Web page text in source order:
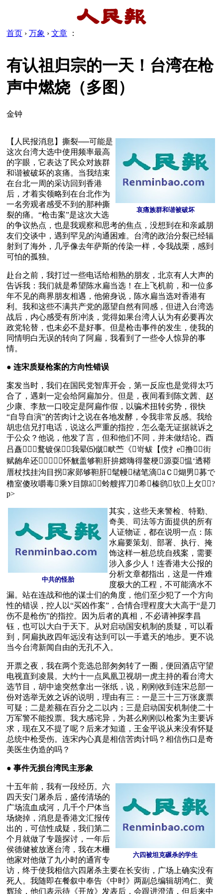
首页 › 万象 › 文章 ：
有认祖归宗的一天！台湾在枪
声中燃烧（多图）
金钟
哀痛族群和谐被破坏
【人民报消息】撕裂──可能是
这次台湾大选中使用频率最高
的字眼，它表达了民众对族群
和谐被破坏的哀痛。当我结束
在台北一周的采访回到香港
后，才着实领略到在台北作为
一名旁观者感受不到的那种撕
裂的痛。“枪击案”是这次大选
的争议热点，也是我观察和思考的焦点，没想到在和亲戚朋
友们交谈中，遇到罕见的沟通困难。台湾的政治分裂已经辐
射到了海外，几乎像去年萨斯的传染一样，令我战栗，感到
可怕的孤独。
赴台之前，我打过一些电话给相熟的朋友，北京有人大声的
告诉我：我们就是希望陈水扁当选！在上飞机前，和一位多
年不见的商界朋友相遇，他俯身说，陈水扁当选对香港有
利。我和这些不满共产党的愿望自然有同感，但进入台湾选
战后，内心感受有所冲淡，觉得如果台湾人认为有必要再次
政党轮替，也未必不是好事。但是枪击事件的发生，使我的
同情明白无误的转向了阿扁，我看到了一些令人惊异的事
情。
● 连宋质疑枪案的方向性错误
案发当时，我们在国民党智库开会，第一反应也是觉得太巧
合了，遇刺一定会给阿扁加分。但是，夜间看到陈文茜、赵
少康、李敖一口咬定是阿扁作假，以骗术扭转劣势，很快
“自导自演”的苦肉计之说在各地发酵，令我非常反感。我给
胡忠信兄打电话，说这么严重的指控，怎么毫无证据就诉之
于公众？他说，他发了言，但和他们不同，并未做结论。酉
吕矗鹜镀保我晕⑸僦畎苎《岢鲅【傥扌е撸街
赋龅牟还怀觥盖够靼肝拚嫦嗨得鳌梗源耍愠‘透鞯
厝杖找挂沟目拐家郧够靼肝髦幔槠笔滴āＣ煳男募で
橹室傻玫嚼毒乘У目隙ǎ蛉艘挥刀希榛鹆欤上攵?
p>
中共的怪胎
其实，这些天来警检、特勤、
奇美、司法等方面提供的所有
人证物证，都在说明一点：陈
水扁要策划、部署、执行、掩
饰这样一桩总统自残案，需要
涉入多少人！连香港大公报的
分析文章都指出，这是一件难
度极大的工程，不可能滴水不
漏。站在连战和他的谋士们的角度，他们至少犯了一个方向
性的错误，控人以“买凶作案”，合情合理程度大大高于“是刀
伤不是枪伤”的指控。因为后者的真相，不必请神探李昌
钰，也可以大白于天下。从对启动国安机制的质疑，可以看
到，阿扁执政四年远没有达到可以一手遮天的地步。更不说
当今台湾新闻自由的无孔不入。
开票之夜，我在两个竞选总部匆匆转了一圈，便回酒店守望
电视直到凌晨。大约十一点凤凰卫视胡一虎主持的看台湾大
选节目，胡中途突然拿出一张纸，说，刚刚收到连宋总部一
份对选举无效之诉的说明，理由有三：一是三十三万张废票
可疑；二是差额在百分之二以内；三是启动国安机制使二十
万军警不能投票。我大感诧异，为甚么刚刚以枪案为主要诉
求，现在又不提了呢？后来才知道，王金平说从来没有怀疑
总统中枪受伤。连宋内心真是相信苦肉计吗？相信伤口是奇
美医生伪造的吗？
● 事件无损台湾民主形象
六四被坦克碾杀的学生
十五年前，我有一段经历。六
四天安门屠杀后，盛传清场的
广场流血成河，几千个尸体当
场烧掉，消息是香港文汇报传
出的，可信性成疑，我们第二
个月就做了专题探讨，一年后
侯德健被放逐台湾，我在木栅
他家对他做了九小时的通宵专
访，终于使我相信六四屠杀主要在长安街，广场上确实没有
死人。我随即在餐叙中奉告《中时》两副总编辑胡鸿仁、黄
辉珍，他们表示待《开放》发表后，会跟进澄清，但后来中